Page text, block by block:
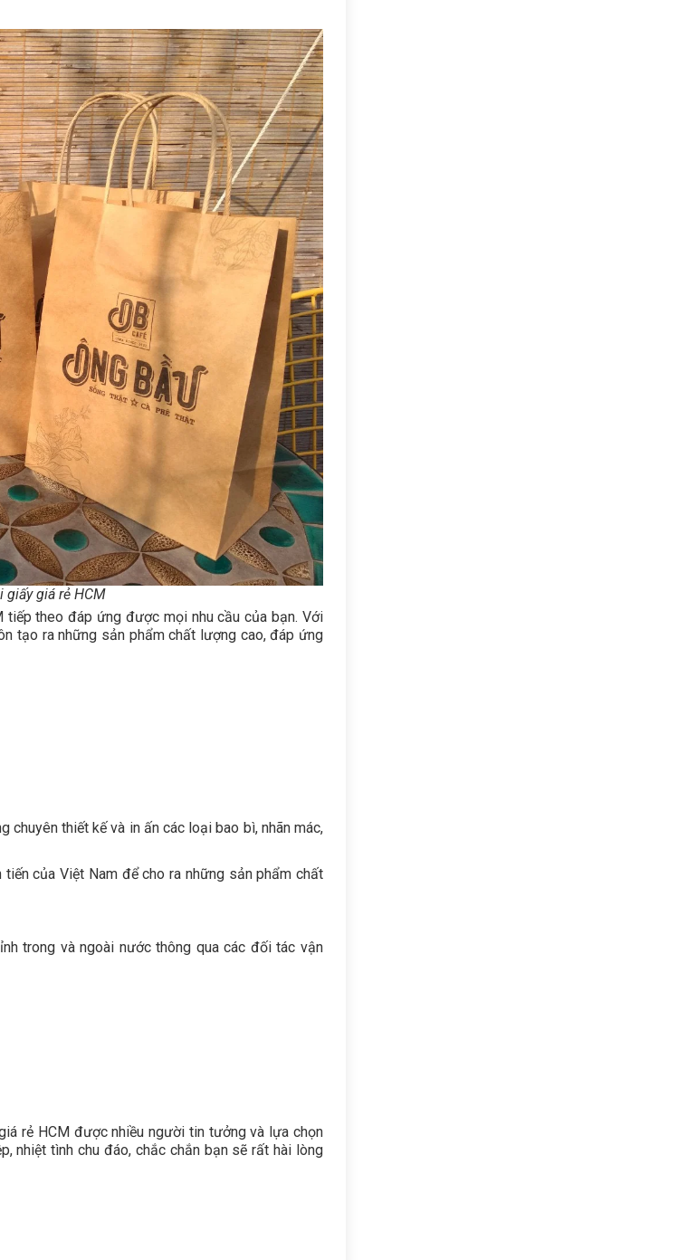
giá rẻ HCM
theo đáp ứng được mọi nhu cầu của bạn. Với
tạo ra những sản phẩm chất lượng cao, đáp ứng
chuyên thiết kế và in ấn các loại bao bì, nhãn mác,
của Việt Nam để cho ra những sản phẩm chất
trong và ngoài nước thông qua các đối tác vận
rẻ HCM được nhiều người tin tưởng và lựa chọn
nhiệt tình chu đáo, chắc chắn bạn sẽ rất hài lòng